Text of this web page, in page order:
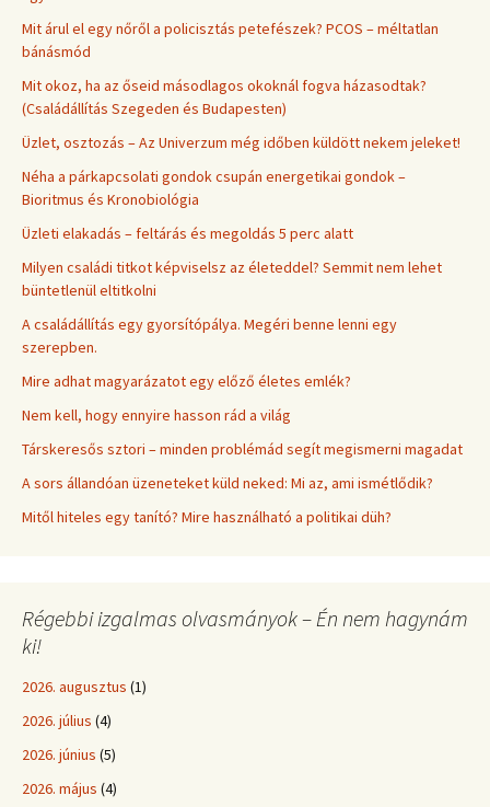
Mit árul el egy nőről a policisztás petefészek? PCOS – méltatlan
bánásmód
Mit okoz, ha az őseid másodlagos okoknál fogva házasodtak?
(Családállítás Szegeden és Budapesten)
Üzlet, osztozás – Az Univerzum még időben küldött nekem jeleket!
Néha a párkapcsolati gondok csupán energetikai gondok –
Bioritmus és Kronobiológia
Üzleti elakadás – feltárás és megoldás 5 perc alatt
Milyen családi titkot képviselsz az életeddel? Semmit nem lehet
büntetlenül eltitkolni
A családállítás egy gyorsítópálya. Megéri benne lenni egy
szerepben.
Mire adhat magyarázatot egy előző életes emlék?
Nem kell, hogy ennyire hasson rád a világ
Társkeresős sztori – minden problémád segít megismerni magadat
A sors állandóan üzeneteket küld neked: Mi az, ami ismétlődik?
Mitől hiteles egy tanító? Mire használható a politikai düh?
Régebbi izgalmas olvasmányok – Én nem hagynám
ki!
2026. augusztus (1)
2026. július (4)
2026. június (5)
2026. május (4)